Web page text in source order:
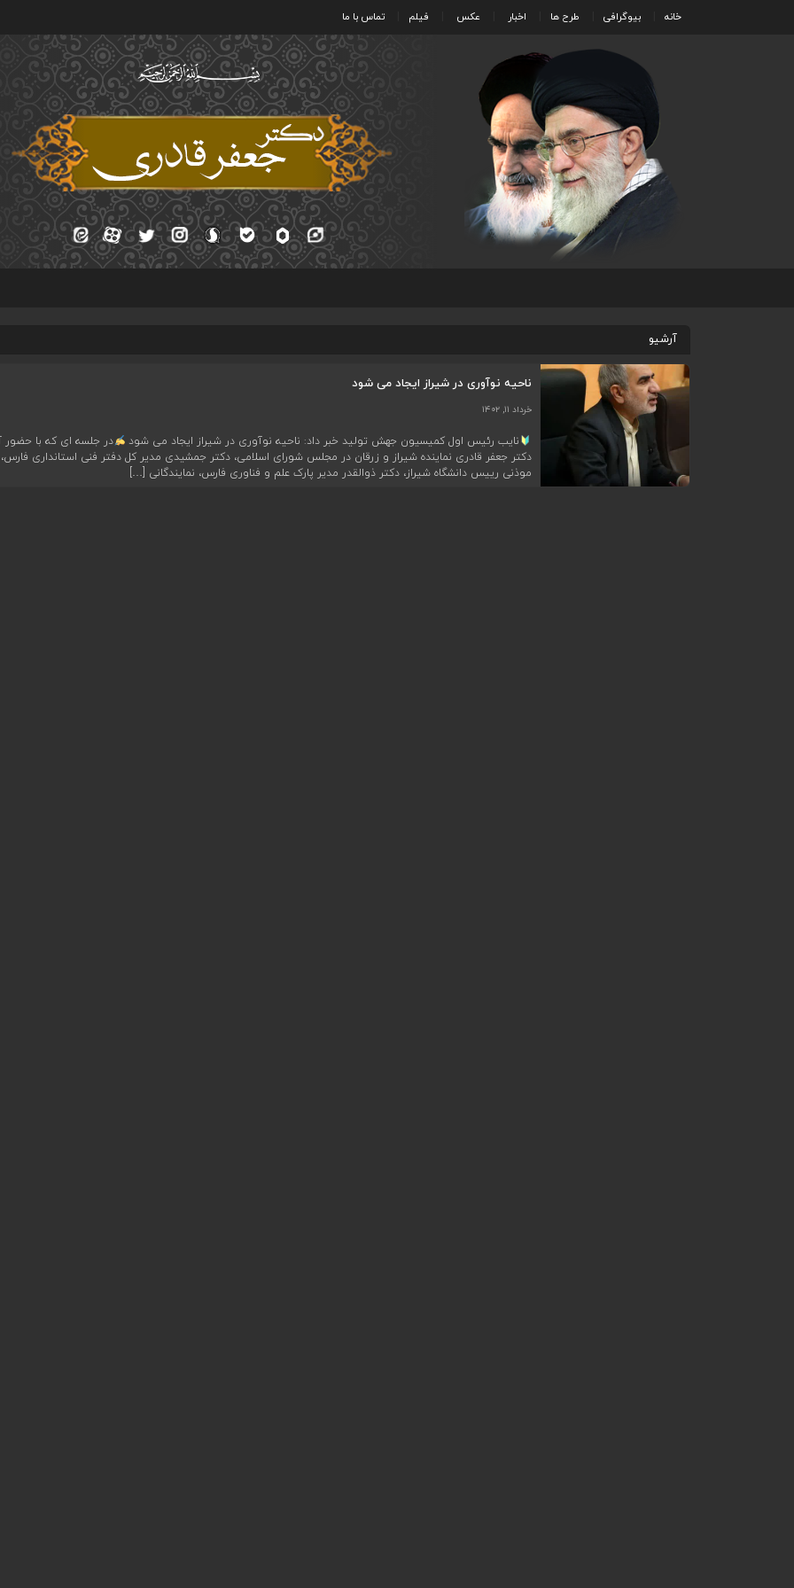
خانه بیوگرافی طرح ها اخبار عکس فیلم تماس با ما
آرشیو
ناحیه نوآوری در شیراز ایجاد می شود
خرداد ۱۱, ۱۴۰۲
نایب رئیس اول کمیسیون جهش تولید خبر داد: ناحیه نوآوری در شیراز ایجاد می شود
در جلسه ای که با حضور
دکتر جعفر قادری نماینده شیراز و زرقان در مجلس شورای اسلامی، دکتر جمشیدی مدیر کل دفتر فنی استانداری فارس،
موذنی رییس دانشگاه شیراز، دکتر ذوالقدر مدیر پارک علم و فناوری فارس، نمایندگانی […]